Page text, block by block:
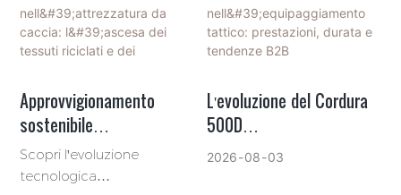
Approvvigionamento
sostenibile
nell'attrezzatura da
caccia: l'ascesa dei
Scopri l'evoluzione
tecnologica
L'evoluzione del Cordura
500D
nell'equipaggiamento
2026 08 03